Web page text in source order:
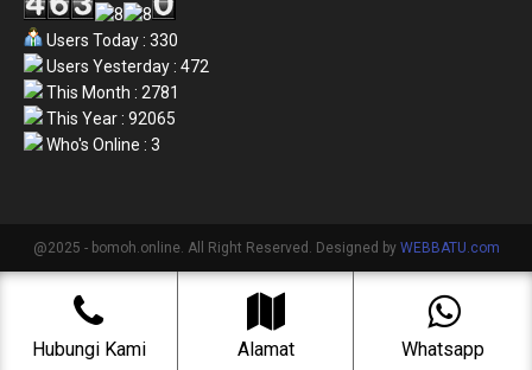
Users Today : 330
Users Yesterday : 472
This Month : 2781
This Year : 92065
Who's Online : 3
@2025 - bomoh.online. All Right Reserved. Designed by WEBBATU.com
Hubungi Kami Alamat Whatsapp